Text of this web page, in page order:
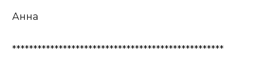
Анна
**************************************************